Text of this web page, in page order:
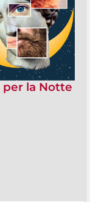
la Notte